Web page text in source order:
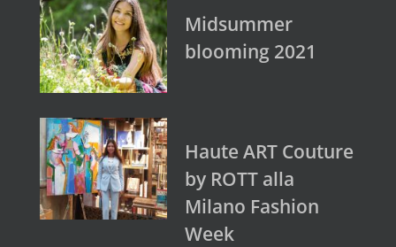
Midsummer
blooming 2021
Haute ART Couture
by ROTT alla
Milano Fashion
Week